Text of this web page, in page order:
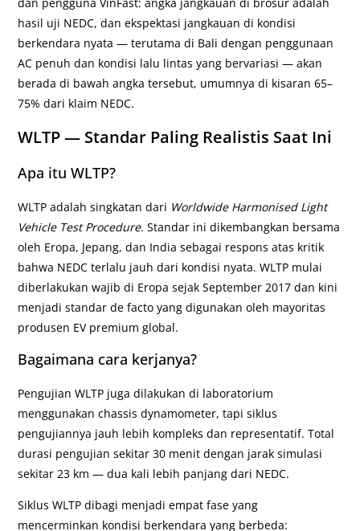
hasil uji NEDC, dan ekspektasi jangkauan di kondisi
berkendara nyata — terutama di Bali dengan penggunaan
AC penuh dan kondisi lalu lintas yang bervariasi — akan
berada di bawah angka tersebut, umumnya di kisaran 65–
75% dari klaim NEDC.
WLTP — Standar Paling Realistis Saat Ini
Apa itu WLTP?
WLTP adalah singkatan dari Worldwide Harmonised Light
Vehicle Test Procedure. Standar ini dikembangkan bersama
oleh Eropa, Jepang, dan India sebagai respons atas kritik
bahwa NEDC terlalu jauh dari kondisi nyata. WLTP mulai
diberlakukan wajib di Eropa sejak September 2017 dan kini
menjadi standar de facto yang digunakan oleh mayoritas
produsen EV premium global.
Bagaimana cara kerjanya?
Pengujian WLTP juga dilakukan di laboratorium
menggunakan chassis dynamometer, tapi siklus
pengujiannya jauh lebih kompleks dan representatif. Total
durasi pengujian sekitar 30 menit dengan jarak simulasi
sekitar 23 km — dua kali lebih panjang dari NEDC.
Siklus WLTP dibagi menjadi empat fase yang
mencerminkan kondisi berkendara yang berbeda: